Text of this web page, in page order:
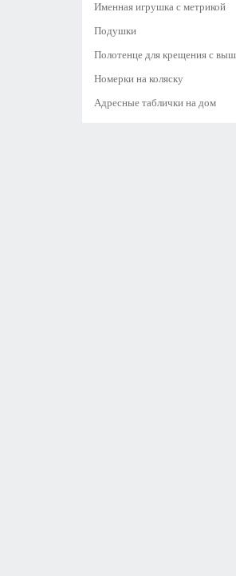
Именная игрушка с метрикой
Подушки
Полотенце для крещения с
Номерки на коляску
Адресные таблички на дом